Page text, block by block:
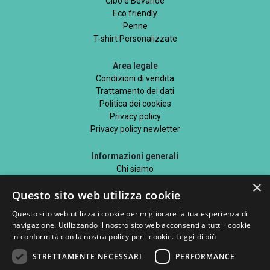
Eco friendly
Penne
T-shirt Personalizzate
Area legale
Condizioni di vendita
Trattamento dei dati
Politica dei cookies
Privacy policy
Privacy policy newletter
Informazioni generali
Chi siamo
Blog
×
Questo sito web utilizza cookie
Questo sito web utilizza i cookie per migliorare la tua esperienza di
navigazione. Utilizzando il nostro sito web acconsenti a tutti i cookie
in conformità con la nostra policy per i cookie. Leggi di più
STRETTAMENTE NECESSARI
PERFORMANCE